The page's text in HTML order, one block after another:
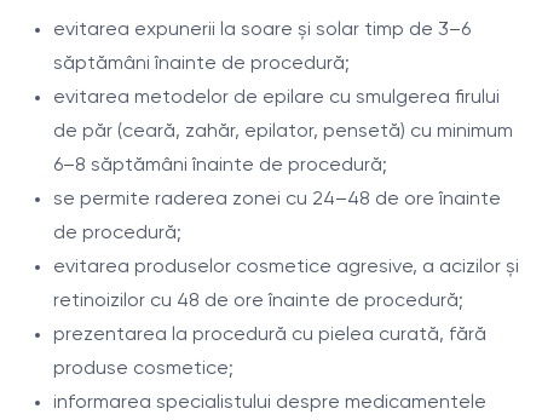
labiile, pliurile inghinale și zona interfesieră. Procedura
este efectuată cu laserul Alexandrite DEKA Again Pro
Plus (755 nm) și sistemul de răcire cu aer Zimmer Cryo,
ceea ce asigură o acțiune precisă asupra foliculilor
piloși și confort în timpul tratamentului.
poate fi influențată de particularități individuale și
factori hormonali. Laserul Alexandrite de 755 nm
acționează eficient asupra firelor pigmentate,
contribuind la reducerea treptată a acestora și la
îmbunătățirea aspectului pielii.
Indicații
păr nedorit în zona intimă;
tendință la iritații după ras sau epilare;
fire de păr încarnate;
hipertricoză;
hirsutism (după evaluare medicală).
Procedura
evaluarea fototipului pielii și a caracteristicilor
selectarea parametrilor laserului;
tratarea zonei bikini total;
Intervale între ședințe
evitarea expunerii la soare și solar timp de 3–6
săptămâni înainte de procedură;
evitarea metodelor de epilare cu smulgerea firului
de păr (ceară, zahăr, epilator, pensetă) cu minimum
6–8 săptămâni înainte de procedură;
se permite raderea zonei cu 24–48 de ore înainte
de procedură;
evitarea produselor cosmetice agresive, a acizilor și
retinoizilor cu 48 de ore înainte de procedură;
prezentarea la procedură cu pielea curată, fără
produse cosmetice;
informarea specialistului despre medicamentele